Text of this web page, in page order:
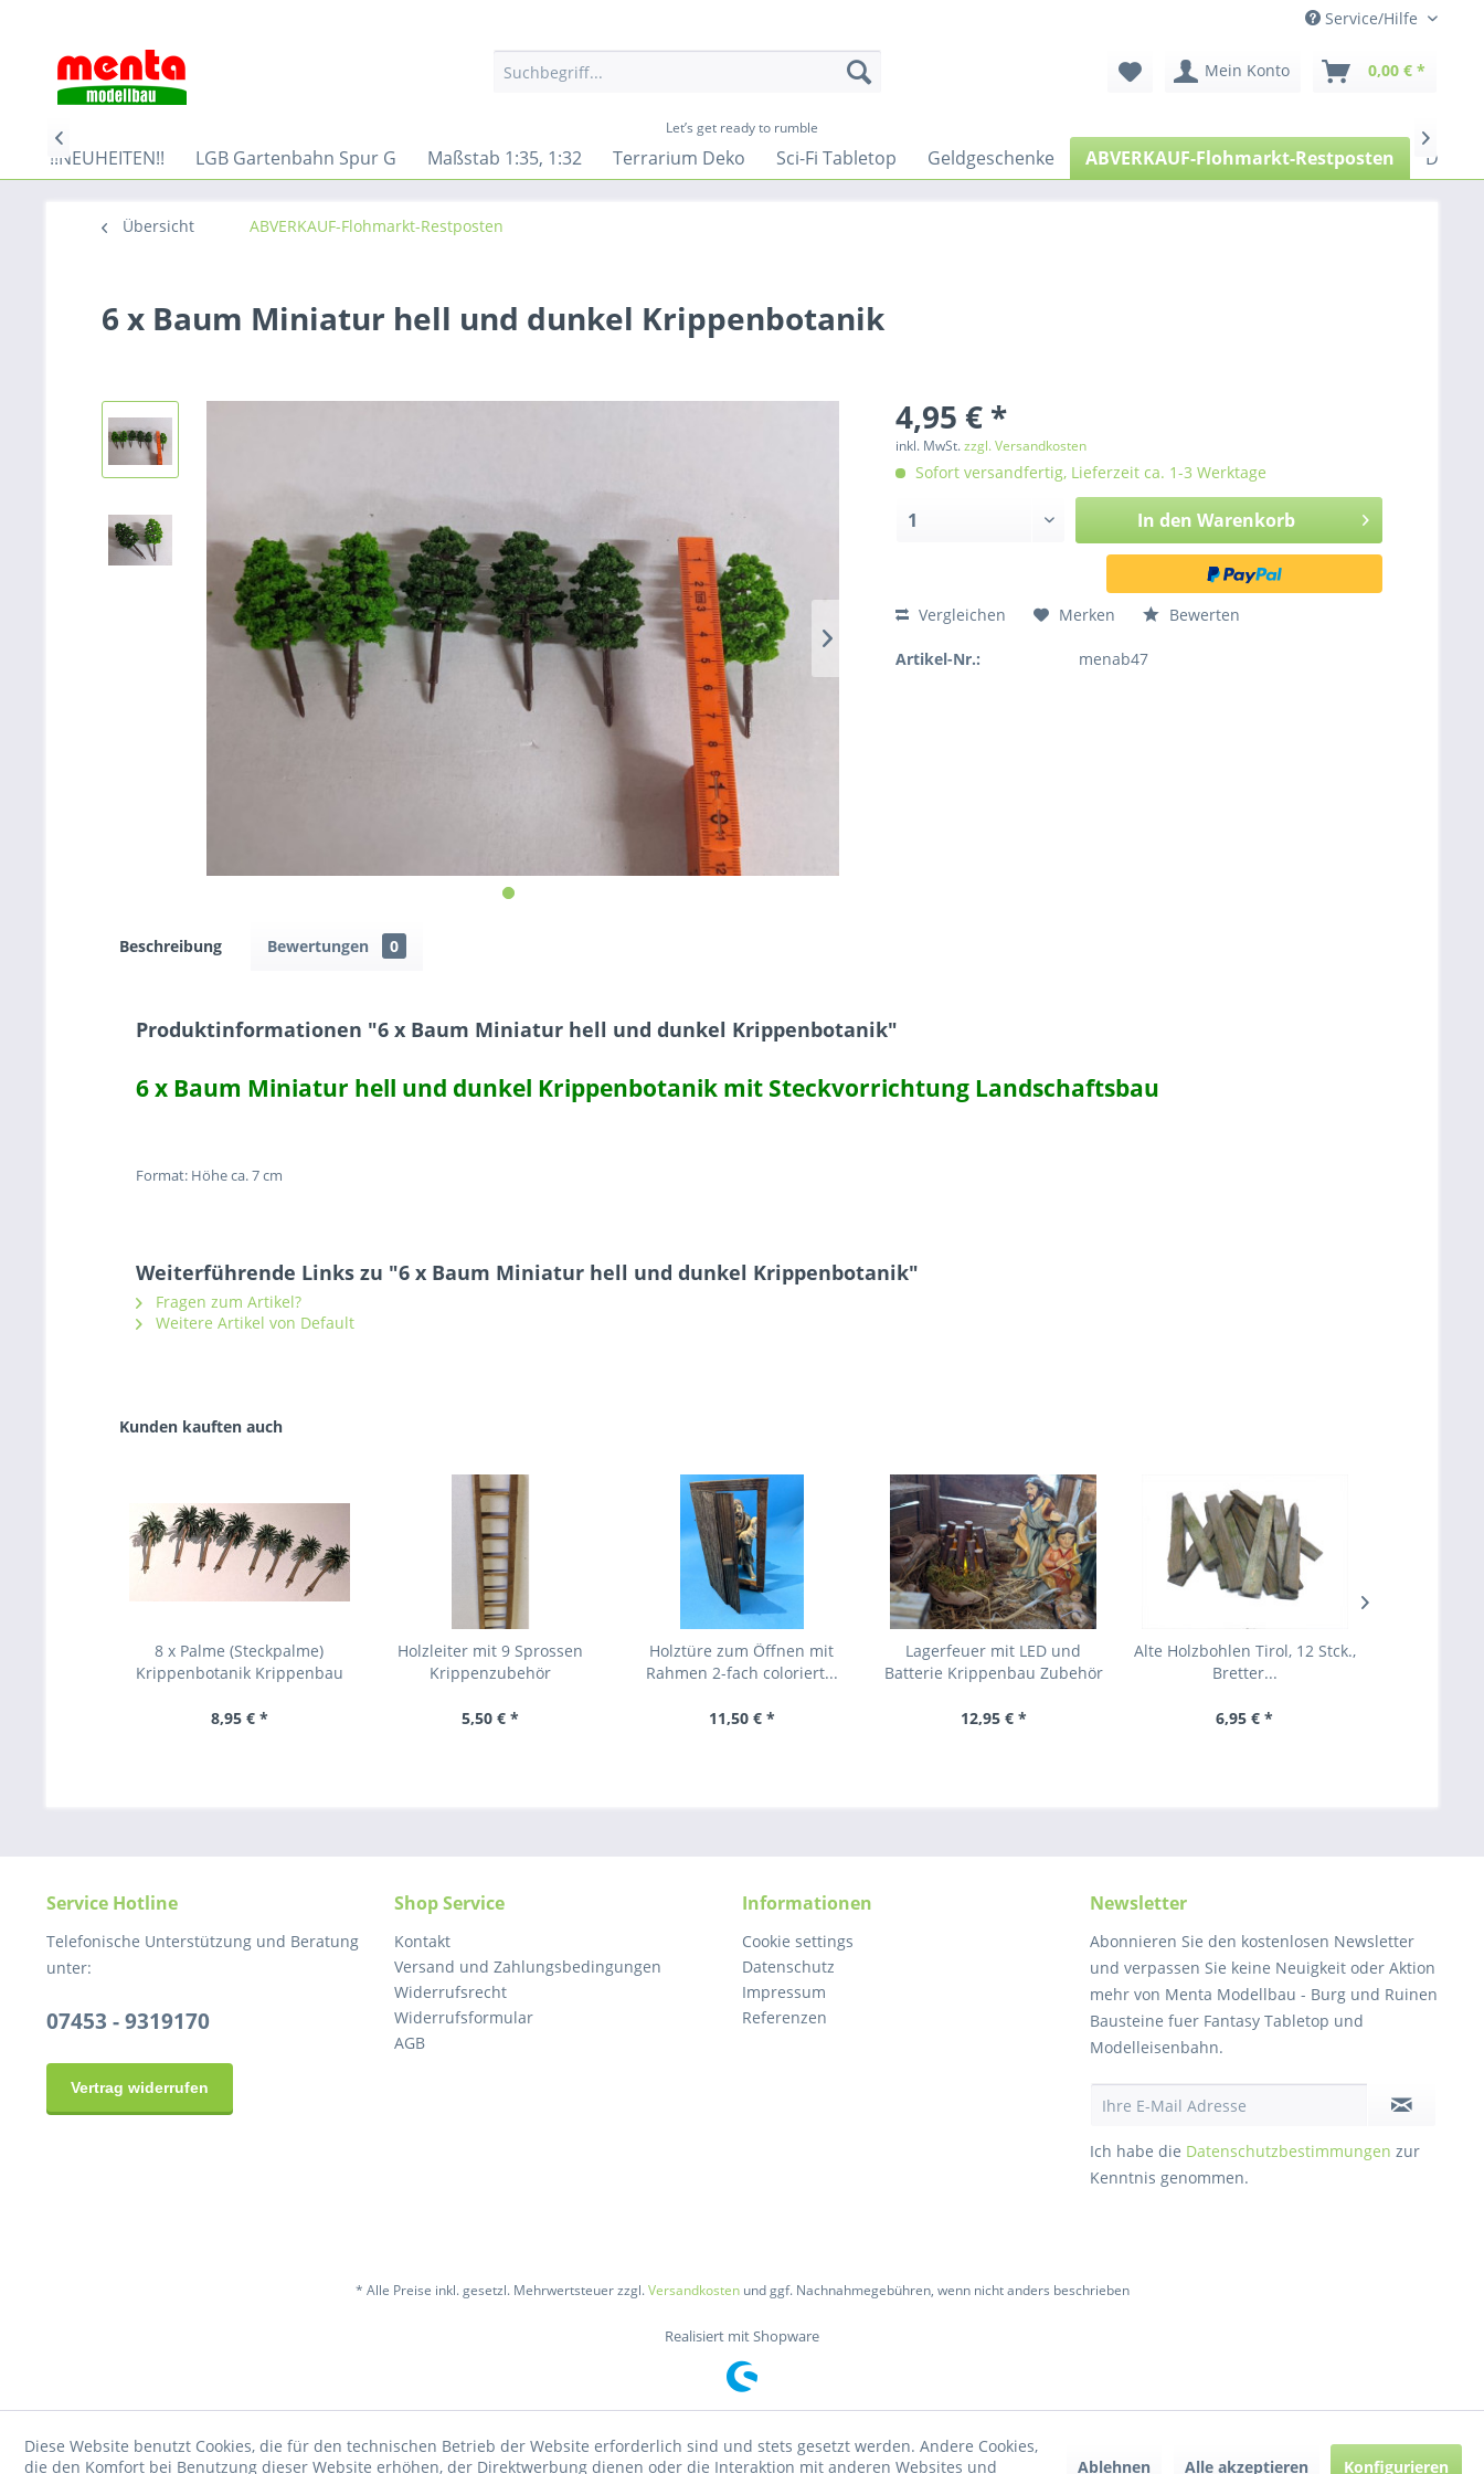
Service/Hilfe
Mein Konto 0,00 € *
Let’s get ready to rumble
!!NEUHEITEN!! LGB Gartenbahn Spur G Maßstab 1:35, 1:32 Terrarium Deko Sci-Fi Tabletop Geldgeschenke ABVERKAUF-Flohmarkt-Restposten
 
Übersicht ABVERKAUF-Flohmarkt-Restposten
6 x Baum Miniatur hell und dunkel Krippenbotanik
4,95 € *
inkl. MwSt.zzgl. Versandkosten
Sofort versandfertig, Lieferzeit ca. 1-3 Werktage
In den Warenkorb
Vergleichen Merken Bewerten
Artikel-Nr.: menab47
Beschreibung Bewertungen 0
Produktinformationen "6 x Baum Miniatur hell und dunkel Krippenbotanik"
6 x Baum Miniatur hell und dunkel Krippenbotanik mit Steckvorrichtung Landschaftsbau
Format: Höhe ca. 7 cm
Weiterführende Links zu "6 x Baum Miniatur hell und dunkel Krippenbotanik"
Fragen zum Artikel?
Weitere Artikel von Default
Kunden kauften auch
8 x Palme (Steckpalme)
Krippenbotanik Krippenbau
8,95 € *
Holzleiter mit 9 Sprossen
Krippenzubehör
5,50 € *
Holztüre zum Öffnen mit
Rahmen 2-fach coloriert...
11,50 € *
Lagerfeuer mit LED und
Batterie Krippenbau Zubehör
12,95 € *
Alte Holzbohlen Tirol, 12 Stck.,
Bretter...
6,95 € *
Service Hotline
Telefonische Unterstützung und Beratung
unter:
07453 - 9319170
Vertrag widerrufen
Shop Service
Kontakt
Versand und Zahlungsbedingungen
Widerrufsrecht
Widerrufsformular
AGB
Informationen
Cookie settings
Datenschutz
Impressum
Referenzen
Newsletter
Abonnieren Sie den kostenlosen Newsletter
und verpassen Sie keine Neuigkeit oder Aktion
mehr von Menta Modellbau - Burg und Ruinen
Bausteine fuer Fantasy Tabletop und
Modelleisenbahn.
Ich habe die Datenschutzbestimmungen zur
Kenntnis genommen.
* Alle Preise inkl. gesetzl. Mehrwertsteuer zzgl.Versandkostenund ggf. Nachnahmegebühren, wenn nicht anders beschrieben
Realisiert mit Shopware
Diese Website benutzt Cookies, die für den technischen Betrieb der Website erforderlich sind und stets gesetzt werden. Andere Cookies,
die den Komfort bei Benutzung dieser Website erhöhen, der Direktwerbung dienen oder die Interaktion mit anderen Websites und
Ablehnen Alle akzeptieren Konfigurieren